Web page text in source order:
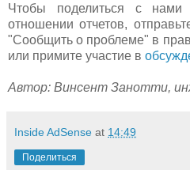
Чтобы поделиться с
отношении отчетов,
"Сообщить о проблеме" в
или примите участие в
Автор: Винсент Занотти,
Inside AdSense at 14:49
Поделиться